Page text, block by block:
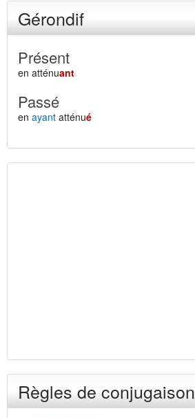
Gérondif
Présent
en atténuant
Passé
en ayant atténué
Règles de conjugaison